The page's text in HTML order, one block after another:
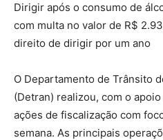
Dirigir após o consumo de
com multa no valor de R$
direito de dirigir por um ano
O Departamento de Trânsito
(Detran) realizou, com o
ações de fiscalização com
semana. As principais